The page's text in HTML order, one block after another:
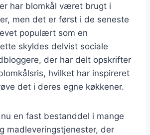
har blomkål været brugt i
men det er først i de seneste
populært som en
skyldes delvist sociale
der har delt opskrifter
hvilket har inspireret
det i deres egne køkkener.
en fast bestanddel i mange
madleveringstjenester, der